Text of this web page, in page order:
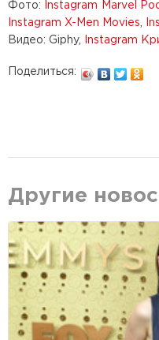
Фото: Instagram Marvel
Instagram X-Men Movies
Видео: Giphy,
Instagram
Поделиться:
Другие